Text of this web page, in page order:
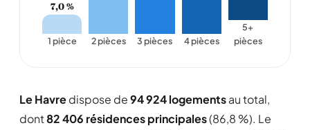
7,0 %
1 pièce 2 pièces 3 pièces 4 pièces
5+
pièces
Le Havredispose de94 924 logementsau total,
dont82 406 résidences principales(86,8 %). Le